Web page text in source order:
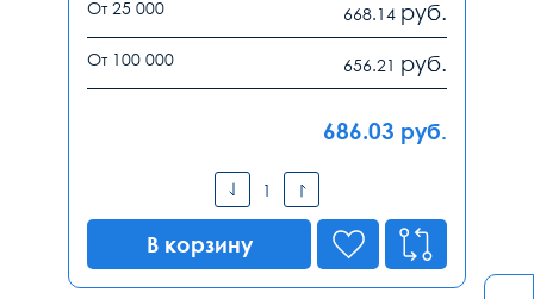
От 25 000 668.14 руб.
От 100 000 656.21 руб.
686.03 руб.
В корзину